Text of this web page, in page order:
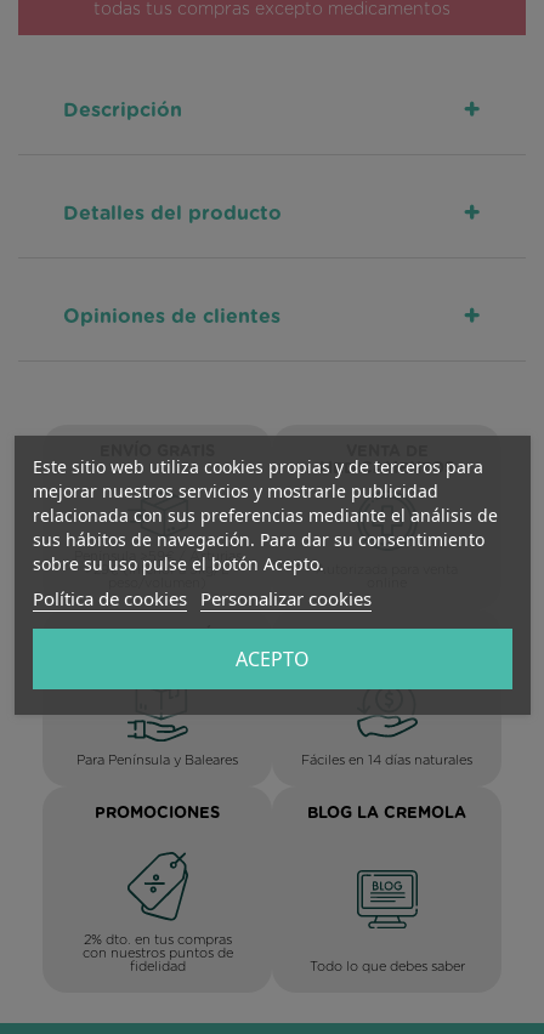
Este sitio web utiliza cookies propias y de terceros para
mejorar nuestros servicios y mostrarle publicidad
relacionada con sus preferencias mediante el análisis de
sus hábitos de navegación. Para dar su consentimiento
sobre su uso pulse el botón Acepto.
Política de cookies Personalizar cookies
ACEPTO
todas tus compras excepto medicamentos
Descripción +
Detalles del producto +
Opiniones de clientes +
Península >59€ / Asturias
>29€ (inferior a 5kg/L
MEDICAMENTOS
Autorizada para venta
Para Península y Baleares Fáciles en 14 días naturales
PROMOCIONES
2% dto. en tus compras
con nuestros puntos de
fidelidad
BLOG LA CREMOLA
Todo lo que debes saber